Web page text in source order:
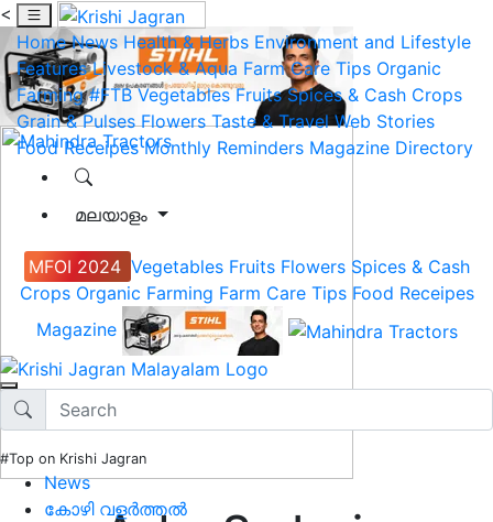
<
Home News Health & Herbs Environment and Lifestyle
Features Livestock & Aqua Farm Care Tips Organic
Farming #FTB Vegetables Fruits Spices & Cash Crops
Grain & Pulses Flowers Taste & Travel Web Stories
Food Receipes Monthly Reminders Magazine Directory
മലയാളം
MFOI 2024 Vegetables Fruits Flowers Spices & Cash
Crops Organic Farming Farm Care Tips Food Receipes
Magazine
#Top on Krishi Jagran
News
കോഴി വളർത്തൽ